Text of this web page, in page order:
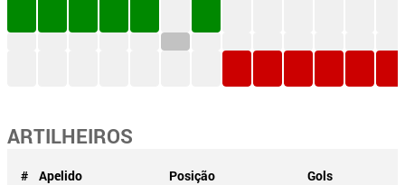
ARTILHEIROS
# Apelido Posição Gols